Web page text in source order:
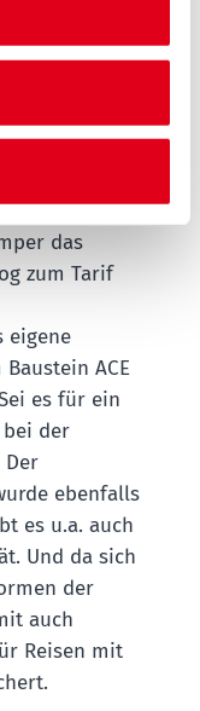
für
werden.
genießt,
das
zum Tarif
eigene
ACE
es für ein
bei der
Der
ebenfalls
es u.a. auch
Und da sich
der
auch
Reisen mit